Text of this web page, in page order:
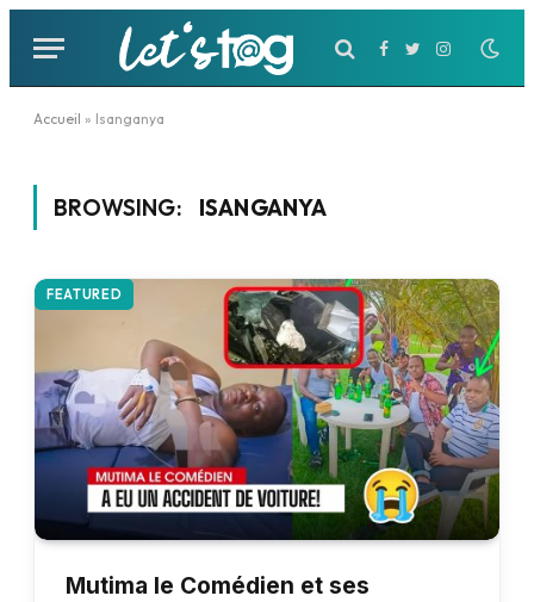
Facebook
TwitterInstagram
Accueil » Isanganya
BROWSING: ISANGANYA
FEATURED
Mutima le Comédien et ses